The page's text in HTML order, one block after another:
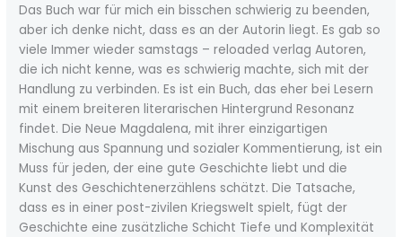
Das Buch war für mich ein bisschen schwierig zu beenden,
aber ich denke nicht, dass es an der Autorin liegt. Es gab so
viele Immer wieder samstags – reloaded verlag Autoren,
die ich nicht kenne, was es schwierig machte, sich mit der
Handlung zu verbinden. Es ist ein Buch, das eher bei Lesern
mit einem breiteren literarischen Hintergrund Resonanz
findet. Die Neue Magdalena, mit ihrer einzigartigen
Mischung aus Spannung und sozialer Kommentierung, ist ein
Muss für jeden, der eine gute Geschichte liebt und die
Kunst des Geschichtenerzählens schätzt. Die Tatsache,
dass es in einer post-zivilen Kriegswelt spielt, fügt der
Geschichte eine zusätzliche Schicht Tiefe und Komplexität